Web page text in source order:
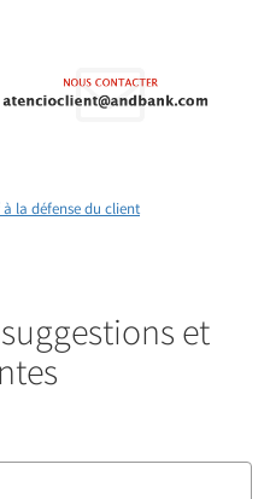
la défense du client
et